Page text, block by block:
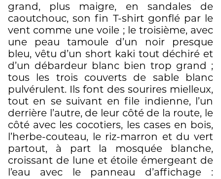
grand, plus maigre, en sandales de
caoutchouc, son fin T-shirt gonflé par le
vent comme une voile ; le troisième, avec
une peau tamoule d’un noir presque
bleu, vêtu d’un short kaki tout déchiré et
d’un débardeur blanc bien trop grand ;
tous les trois couverts de sable blanc
pulvérulent. Ils font des sourires mielleux,
tout en se suivant en file indienne, l’un
derrière l’autre, de leur côté de la route, le
côté avec les cocotiers, les cases en bois,
l’herbe-couteau, le riz-marron et du vert
partout, à part la mosquée blanche,
croissant de lune et étoile émergeant de
l’eau avec le panneau d’affichage :